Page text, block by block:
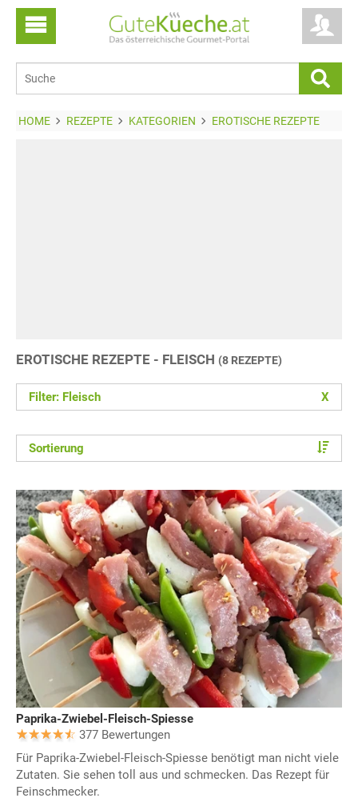
HOME REZEPTE KATEGORIEN EROTISCHE REZEPTE
EROTISCHE REZEPTE - FLEISCH (8 REZEPTE)
Filter: Fleisch X
Sortierung
Paprika-Zwiebel-Fleisch-Spiesse
377 Bewertungen
Für Paprika-Zwiebel-Fleisch-Spiesse benötigt man nicht viele
Zutaten. Sie sehen toll aus und schmecken. Das Rezept für
Feinschmecker.